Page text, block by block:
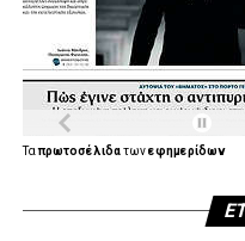
.
Ταπρωτοσέλιδατωνεφημερίδων